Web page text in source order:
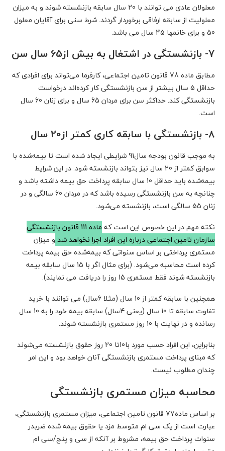
معلولان عادی می توانند با 20 سال سابقه بازنشسته شوند و به میزان
معلولیت از سابقه ارفاقی برخوردار گردند. شرط سنی برای آقایان معلول
50 و برای خانمها 45 سال می باشد.
7- بازنشستگی در اشتغال به بیش از65 سال سن
مطابق ماده 78 قانون تامین اجتماعی، کارفرما می‌تواند برای افرادی که
حداقل 5 سال بیشتر از سن بازنشستگی کار کرده‌اند درخواست
بازنشستگی کند. حداکثر سن برای مردان 65 سال و برای زنان 60 سال
است.
8- بازنشستگی با سابقه کاری کمتر از20 سال
به موجب قانون بودجه سال91 شرایطی ایجاد شده است تا بیمه‌شده با
سوابق کمتر از 20 سال نیز بتواند بازنشسته شود. در این شرایط
بیمه‌شده باید حداقل 10 سال سابقه پرداخت حق بیمه داشته باشد و
چنانچه به سن بازنشستگی رسیده باشد که در مردان 60 سالگی و در
زنان 55 سالگی است، بازنشسته می‌شود.
نکته مهم در این خصوص این است که
ماده 111 قانون بازنشستگی
سازمان تامین اجتماعی درباره این افراد اجرا نخواهد شد و میزان
مستمری پرداختی بر اساس سنواتی که بیمه‌شده حق بیمه پرداخت
کرده است محاسبه می‌شود. (برای مثال اگر با 15 سال سابقه بیمه
بازنشسته شوند فقط مستمری 15 روز را دریافت می نمایند).
همچنین با سابقه کمتر از 10 سال (مثلا 6سال) می توانند با خرید
تفاوت سابقه تا 10 سال (یعنی 4سال) سابقه بیمه خود را به 10 سال
رسانده و در نهایت با 10 روز مستمری بازنشسته شوند.
بنابراین، این افراد حسب مورد با10تا 20 روز حقوق بازنشسته می‌شوند
که مبنای پرداخت مستمری بازنشستگی آنان خواهد بود و این امر
چندان مطلوب نیست.
محاسبه میزان مستمری بازنشستگی
بر اساس ماده77 قانون تامین اجتماعی، میزان مستمری بازنشستگی،
عبارت است از یک سی ام متوسط مزد یا حقوق بیمه شده ضربدر
سنوات پرداخت حق بیمه، مشروط بر آنکه از سی و پنج/سی ام